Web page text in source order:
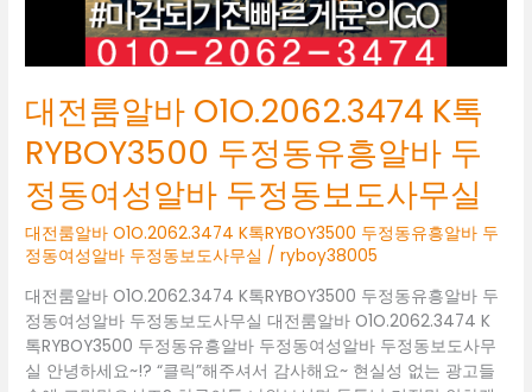
대전룸알바 O1O.2062.3474 K톡
RYBOY3500 두정동유흥알바 두
정동여성알바 두정동보도사무실
대전룸알바 O1O.2062.3474 K톡RYBOY3500 두정동유흥알바 두
정동여성알바 두정동보도사무실 /ryboy38005
대전룸알바 O1O.2062.3474 K톡RYBOY3500 두정동유흥알바 두
정동여성알바 두정동보도사무실 대전룸알바 O1O.2062.3474 K
톡RYBOY3500 두정동유흥알바 두정동여성알바 두정동보도사무
실 안녕하세요~!? “클릭”해주셔서 감사해요~ 현실성 없는 광고들
알
두
정
동
여
성
알
바
두
정
동
보